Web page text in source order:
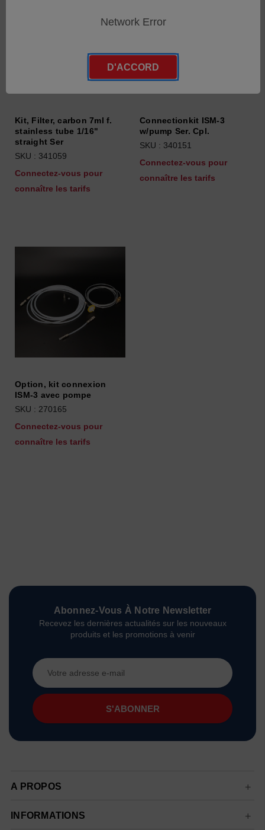
Kit, Filter, carbon 7ml f.
stainless tube 1/16"
straight Ser
SKU : 341059
Connectez-vous pour
connaître les tarifs
Connectionkit ISM-3
w/pump Ser. Cpl.
SKU : 340151
Connectez-vous pour
connaître les tarifs
Option, kit connexion
ISM-3 avec pompe
SKU : 270165
Connectez-vous pour
connaître les tarifs
Abonnez-Vous À Notre Newsletter
Recevez les dernières actualités sur les nouveaux
produits et les promotions à venir
Adresse
e-
mail
A PROPOS
INFORMATIONS
Network Error
D'ACCORD